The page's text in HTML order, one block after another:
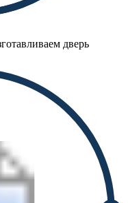
дверь